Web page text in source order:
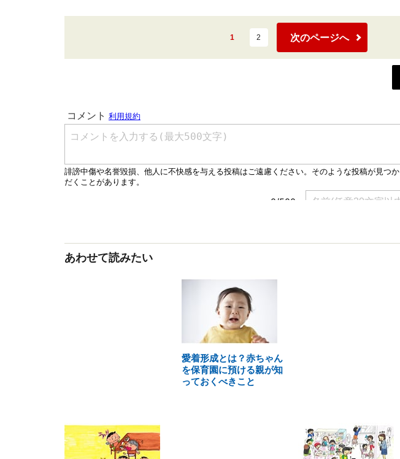
1 2 次のページへ
あわせて読みたい
愛着形成とは？赤ちゃん
を保育園に預ける親が知
っておくべきこと